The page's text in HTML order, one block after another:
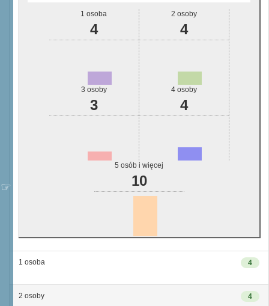
1 osoba
4
2 osoby
4
3 osoby
3
4 osoby
4
5 osób i więcej
10
4
1 osoba
4
2 osoby